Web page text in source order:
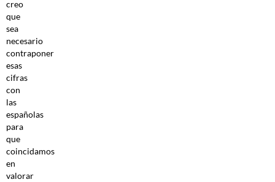
creo
que
sea
necesario
contraponer
esas
cifras
con
las
españolas
para
que
coincidamos
en
valorar